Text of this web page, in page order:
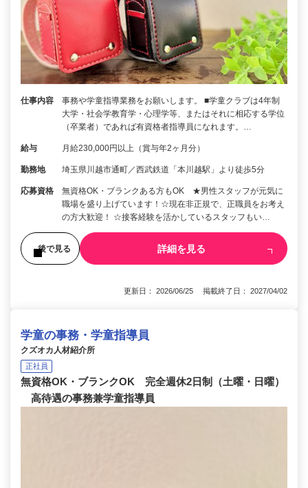
仕事内容
事務や学童指導業務をお願いします。 ■学童クラブは4年制
大学・社会学教育学・心理学等、またはそれに相応する学位
（卒業者）であれば有資格者指導員になれます。…
給与 月給230,000円以上（賞与年2ヶ月分）
勤務地 埼玉県川越市通町／西武鉄道「本川越駅」より徒歩5分
応募資格
無資格OK・ブランクある方もOK ★男性スタッフが元気に
職場を盛り上げています！☆現在非正規で、正職員をお考え
の方大歓迎！ ☆接客経験を活かしているスタッフもい…
後で見る 詳細を見る
更新日： 2026/06/25 掲載終了日： 2027/04/02
学童の事務・学童指導員
クズオカ人材紹介所
正社員
無資格OK・ブランクOK 完全週休2日制（土曜・日曜）
高待遇の事務兼学童指導員